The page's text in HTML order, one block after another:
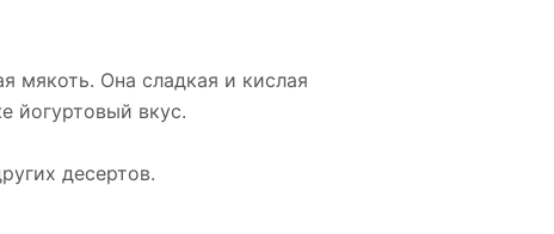
мякоть. Она сладкая и кислая
йогуртовый вкус.
десертов.